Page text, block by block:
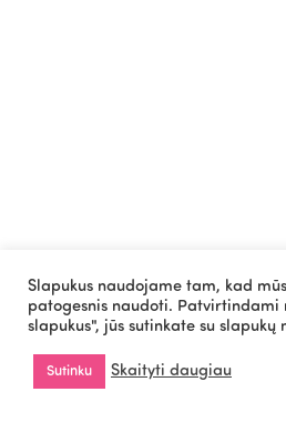
Slapukus naudojame tam, kad
patogesnis naudoti. Patvirtindami
slapukus", jūs sutinkate su slapukų
Sutinku Skaityti daugiau